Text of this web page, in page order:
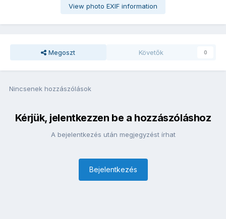
View photo EXIF information
Megoszt Követők 0
Nincsenek hozzászólások
Kérjük, jelentkezzen be a hozzászóláshoz
A bejelentkezés után megjegyzést írhat
Bejelentkezés